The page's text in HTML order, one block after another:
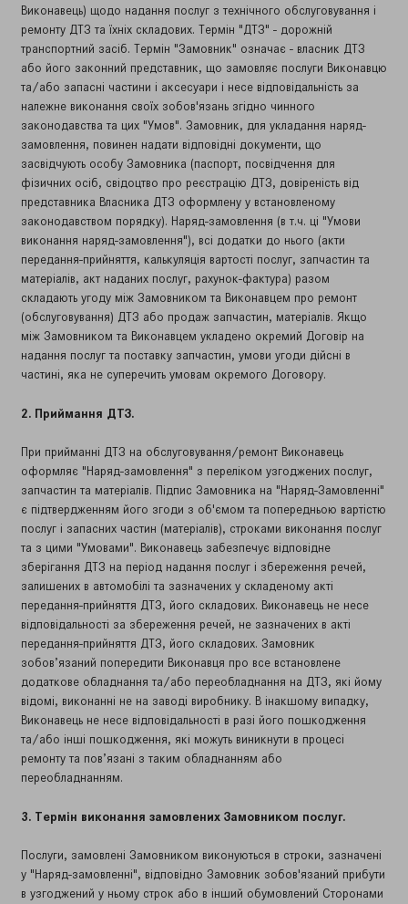
Виконавець) щодо надання послуг з технічного обслуговування і
ремонту ДТЗ та їхніх складових. Термін "ДТЗ" - дорожній
транспортний засіб. Термін "Замовник" означає - власник ДТЗ
або його законний представник, що замовляє послуги Виконавцю
та/або запасні частини і аксесуари і несе відповідальність за
належне виконання своїх зобов'язань згідно чинного
законодавства та цих "Умов". Замовник, для укладання наряд-
замовлення, повинен надати відповідні документи, що
засвідчують особу Замовника (паспорт, посвідчення для
фізичних осіб, свідоцтво про реєстрацію ДТЗ, довіреність від
представника Власника ДТЗ оформлену у встановленому
законодавством порядку). Наряд-замовлення (в т.ч. ці "Умови
виконання наряд-замовлення"), всі додатки до нього (акти
передання-прийняття, калькуляція вартості послуг, запчастин та
матеріалів, акт наданих послуг, рахунок-фактура) разом
складають угоду між Замовником та Виконавцем про ремонт
(обслуговування) ДТЗ або продаж запчастин, матеріалів. Якщо
між Замовником та Виконавцем укладено окремий Договір на
надання послуг та поставку запчастин, умови угоди дійсні в
частині, яка не суперечить умовам окремого Договору.
2. Приймання ДТЗ.
При прийманні ДТЗ на обслуговування/ремонт Виконавець
оформляє "Наряд-замовлення" з переліком узгоджених послуг,
запчастин та матеріалів. Підпис Замовника на "Наряд-Замовленні"
є підтвердженням його згоди з об'ємом та попередньою вартістю
послуг і запасних частин (матеріалів), строками виконання послуг
та з цими "Умовами". Виконавець забезпечує відповідне
зберігання ДТЗ на період надання послуг і збереження речей,
залишених в автомобілі та зазначених у складеному акті
передання-прийняття ДТЗ, його складових. Виконавець не несе
відповідальності за збереження речей, не зазначених в акті
передання-прийняття ДТЗ, його складових. Замовник
зобов’язаний попередити Виконавця про все встановлене
додаткове обладнання та/або переобладнання на ДТЗ, які йому
відомі, виконанні не на заводі виробнику. В інакшому випадку,
Виконавець не несе відповідальності в разі його пошкодження
та/або інші пошкодження, які можуть виникнути в процесі
ремонту та пов’язані з таким обладнанням або
переобладнанням.
3. Термін виконання замовлених Замовником послуг.
Послуги, замовлені Замовником виконуються в строки, зазначені
у "Наряд-замовленні", відповідно Замовник зобов'язаний прибути
в узгоджений у ньому строк або в інший обумовлений Сторонами